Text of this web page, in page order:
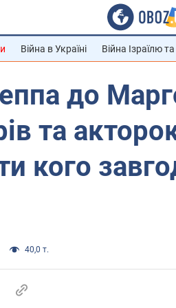
Війна в Україні Війна Ізраїлю
до
та
кого
40,0 т.